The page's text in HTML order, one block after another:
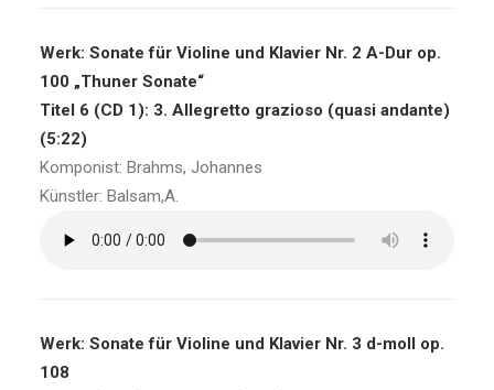
Werk: Sonate für Violine und Klavier Nr. 2 A-Dur op.
100 „Thuner Sonate“
Titel 6 (CD 1): 3. Allegretto grazioso (quasi andante)
(5:22)
Komponist: Brahms, Johannes
Künstler: Balsam,A.
Werk: Sonate für Violine und Klavier Nr. 3 d-moll op.
108